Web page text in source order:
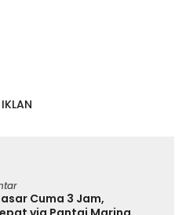
Cuma 3 Jam,